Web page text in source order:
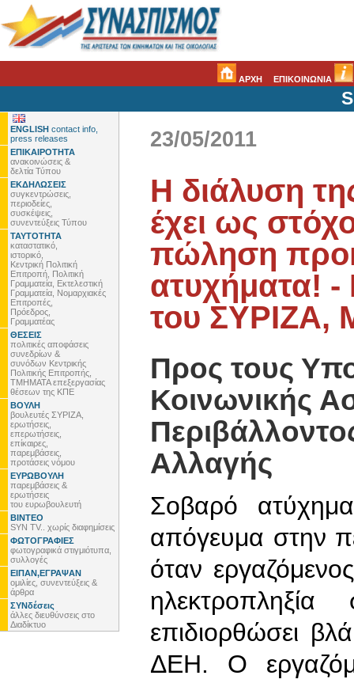
ΑΡΧΗ ΕΠΙΚΟΙΝΩΝΙΑ
ENGLISH contact info,
press releases
ΕΠΙΚΑΙΡΟΤΗΤΑ
ανακοινώσεις &
δελτία Τύπου
ΕΚΔΗΛΩΣΕΙΣ
συγκεντρώσεις,
περιοδείες,
συσκέψεις,
συνεντεύξεις Τύπου
ΤΑΥΤΟΤΗΤΑ
καταστατικό,
ιστορικό,
Κεντρική Πολιτική
Επιτροπή, Πολιτική
Γραμματεία, Εκτελεστική
Γραμματεία, Νομαρχιακές
Επιτροπές,
Πρόεδρος,
Γραμματέας
ΘΕΣΕΙΣ
πολιτικές αποφάσεις
συνεδρίων &
συνόδων Κεντρικής
Πολιτικής Επιτροπής,
ΤΜΗΜΑΤΑ επεξεργασίας
θέσεων της ΚΠΕ
ΒΟΥΛΗ
βουλευτές ΣΥΡΙΖΑ,
ερωτήσεις,
επερωτήσεις,
επίκαιρες,
παρεμβάσεις,
προτάσεις νόμου
ΕΥΡΩΒΟΥΛΗ
παρεμβάσεις &
ερωτήσεις
του ευρωβουλευτή
ΒΙΝΤΕΟ
SYN TV.. χωρίς διαφημίσεις
ΦΩΤΟΓΡΑΦΙΕΣ
φωτογραφικά στιγμιότυπα,
συλλογές
ΕΙΠΑΝ,ΕΓΡΑΨΑΝ
ομιλίες, συνεντεύξεις &
άρθρα
ΣΥΝδέσεις
άλλες διευθύνσεις στο
Διαδίκτυο
23/05/2011
Η διάλυση
έχει ως
πώληση
ατυχήματα!
του ΣΥΡΙΖΑ,
Προς τους
Κοινωνικής
Αλλαγής
Σοβαρό
απόγευμα στην
όταν
επιδιορθώσει
ΔΕΗ. Ο